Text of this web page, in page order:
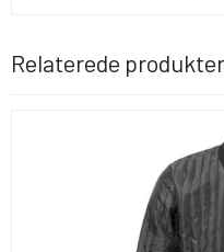
Relaterede produkter